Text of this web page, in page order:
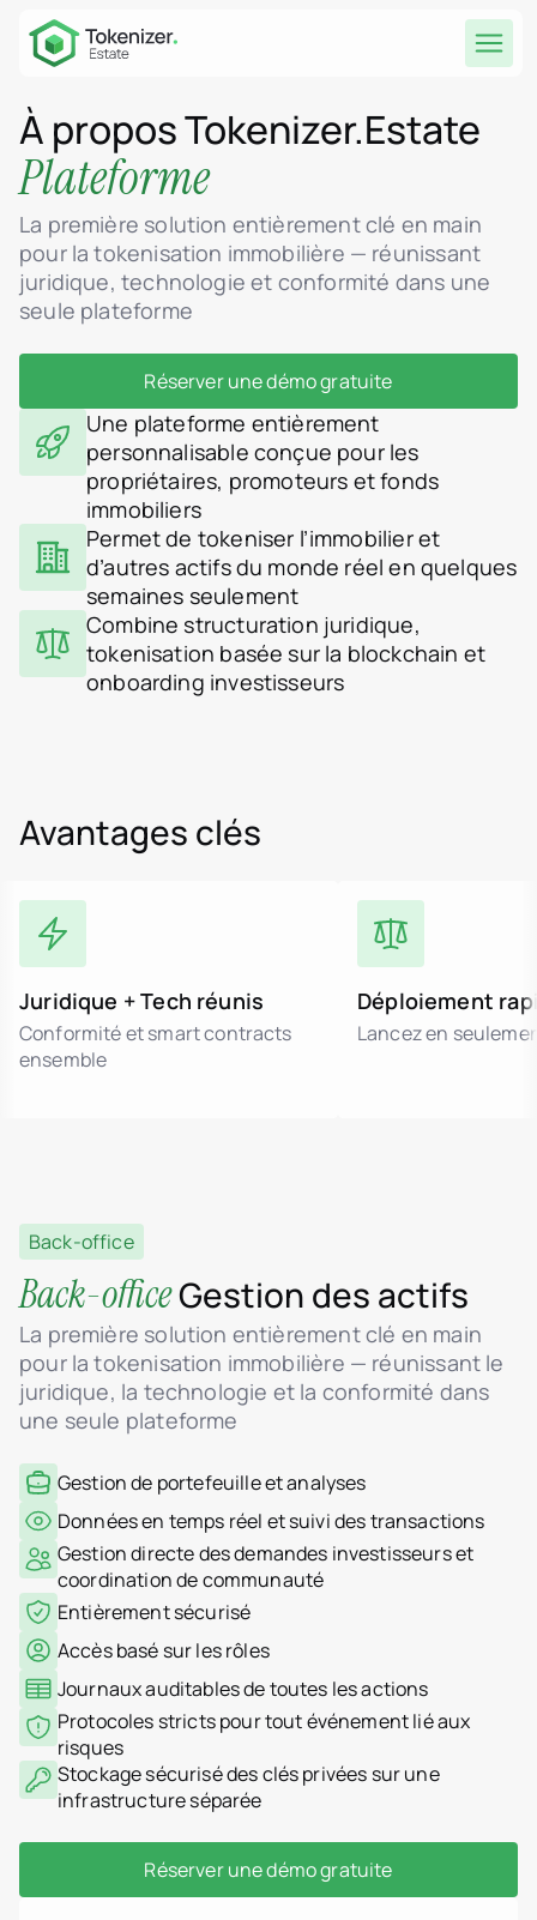
À propos Tokenizer.Estate
Plateforme
La première solution entièrement clé en main
pour la tokenisation immobilière — réunissant
juridique, technologie et conformité dans une
seule plateforme
Réserver une démo gratuite
Une plateforme entièrement
personnalisable conçue pour les
propriétaires, promoteurs et fonds
immobiliers
Permet de tokeniser l’immobilier et
d’autres actifs du monde réel en quelques
semaines seulement
Combine structuration juridique,
tokenisation basée sur la blockchain et
onboarding investisseurs
Avantages clés
Juridique + Tech réunis
Conformité et smart contracts
ensemble
Déploiement
Lancez en
Back-office
Back-officeGestion des actifs
La première solution entièrement clé en main
pour la tokenisation immobilière — réunissant le
juridique, la technologie et la conformité dans
une seule plateforme
Gestion de portefeuille et analyses
Données en temps réel et suivi des transactions
Gestion directe des demandes investisseurs et
coordination de communauté
Entièrement sécurisé
Accès basé sur les rôles
Journaux auditables de toutes les actions
Protocoles stricts pour tout événement lié aux
risques
Stockage sécurisé des clés privées sur une
infrastructure séparée
Réserver une démo gratuite